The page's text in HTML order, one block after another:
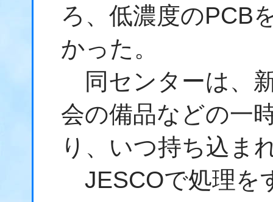
ろ、低濃度のPCB
かった。
同センターは、
会の備品などの一
り、いつ持ち込ま
JESCOで処理を